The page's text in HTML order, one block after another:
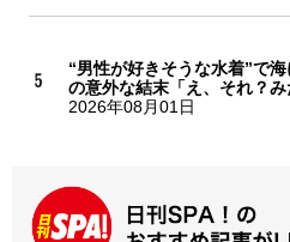
“男性が好きそうな水着”で
の意外な結末「え、それ？
2026年08月01日